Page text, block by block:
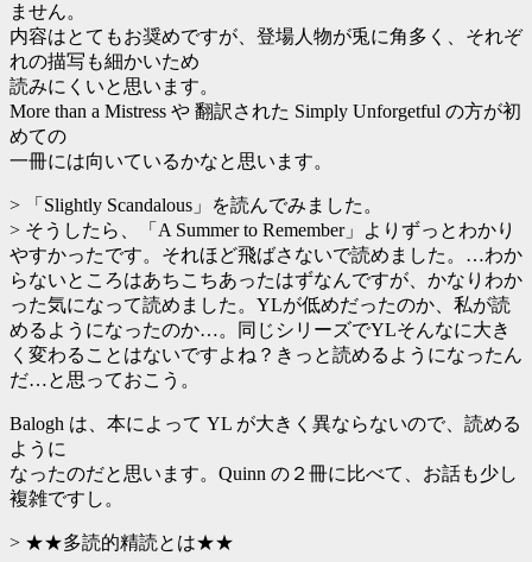
ません。
内容はとてもお奨めですが、登場人物が兎に角多く、それぞ
れの描写も細かいため
読みにくいと思います。
More than a Mistress や 翻訳された Simply Unforgetful の方が初
めての
一冊には向いているかなと思います。
> 「Slightly Scandalous」を読んでみました。
> そうしたら、「A Summer to Remember」よりずっとわかり
やすかったです。それほど飛ばさないで読めました。…わか
らないところはあちこちあったはずなんですが、かなりわか
った気になって読めました。YLが低めだったのか、私が読
めるようになったのか…。同じシリーズでYLそんなに大き
く変わることはないですよね？きっと読めるようになったん
だ…と思っておこう。
Balogh は、本によって YL が大きく異ならないので、読める
ように
なったのだと思います。Quinn の２冊に比べて、お話も少し
複雑ですし。
> ★★多読的精読とは★★